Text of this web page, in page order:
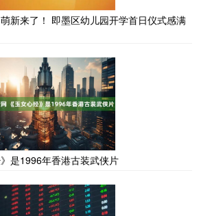
新来了！ 即墨区幼儿园开学首日仪式感满
是1996年香港古装武侠片